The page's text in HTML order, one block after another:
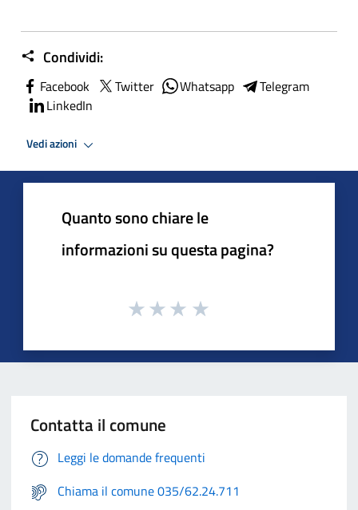
Condividi:
Facebook Twitter Whatsapp
Telegram
LinkedIn
Vedi azioni
Quanto sono chiare le
informazioni su questa pagina?
Contatta il comune
Leggi le domande frequenti
Chiama il comune 035/62.24.711